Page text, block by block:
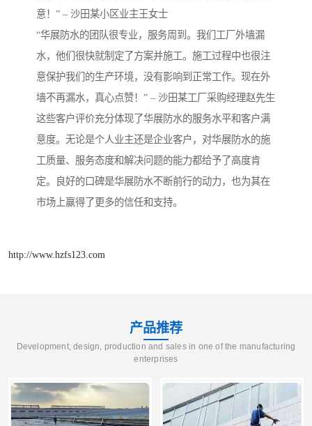
意！” – 沙田某小区业主王女士
“华展防水的团队很专业，服务周到。我们工厂外墙漏
水，他们很快就制定了方案并施工。施工过程中也很注
意保护我们的生产环境，没有影响到正常工作。现在外
墙不再漏水，真心点赞！” – 沙田某工厂采购经理赵先生
这些客户评价充分体现了华展防水的服务水平和客户满
意度。无论是个人业主还是企业客户，对华展防水的施
工质量、服务态度和解决问题的能力都给予了高度肯
定。良好的口碑是华展防水不断前行的动力，也为其在
市场上赢得了更多的信任和支持。
http://www.hzfs123.com
产品推荐
Development, design, production and sales in one of the manufacturing
enterprises